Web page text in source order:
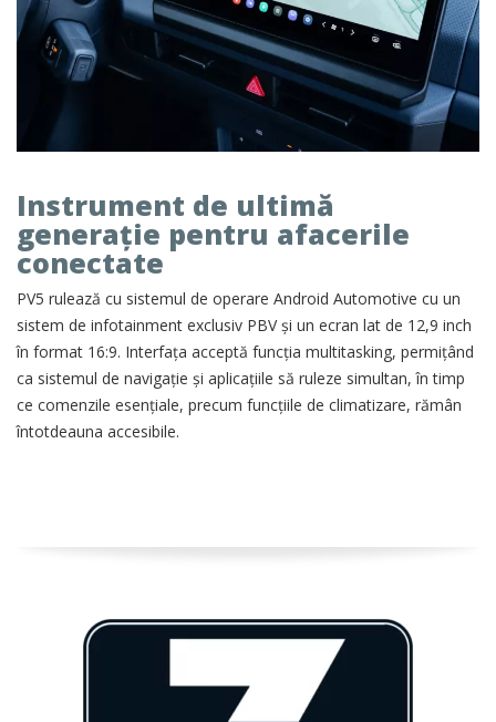
Instrument de ultimă
generație pentru afacerile
conectate
PV5 rulează cu sistemul de operare Android Automotive cu un
sistem de infotainment exclusiv PBV și un ecran lat de 12,9 inch
în format 16:9. Interfața acceptă funcția multitasking, permițând
ca sistemul de navigație și aplicațiile să ruleze simultan, în timp
ce comenzile esențiale, precum funcțiile de climatizare, rămân
întotdeauna accesibile.